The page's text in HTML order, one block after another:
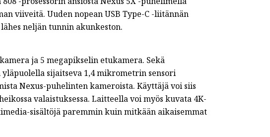
viiveitä. Uuden nopean USB Type-C -liitännän
neljän tunnin akunkeston.
ja 5 megapikselin etukamera. Sekä
sijaitseva 1,4 mikrometrin sensori
Nexus-puhelinten kameroista. Käyttäjä voi siis
valaistuksessa. Laitteella voi myös kuvata 4K-
sisältöjä paremmin kuin mitkään aikaisemmat